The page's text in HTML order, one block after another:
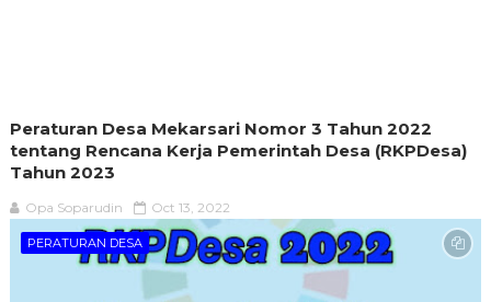
Peraturan Desa Mekarsari Nomor 3 Tahun 2022
tentang Rencana Kerja Pemerintah Desa (RKPDesa)
Tahun 2023
Opa Soparudin Oct 13, 2022
PERATURAN DESA